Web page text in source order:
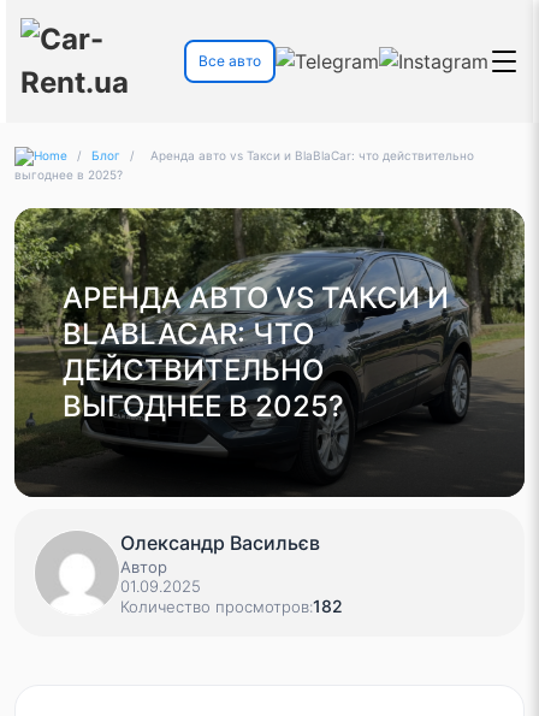
Все авто
/ Блог /
Аренда авто vs Такси и BlaBlaCar: что действительно
выгоднее в 2025?
АРЕНДА АВТО VS ТАКСИ И
BLABLACAR: ЧТО
ДЕЙСТВИТЕЛЬНО
ВЫГОДНЕЕ В 2025?
Олександр Васильєв
Автор
01.09.2025
Количество просмотров:182